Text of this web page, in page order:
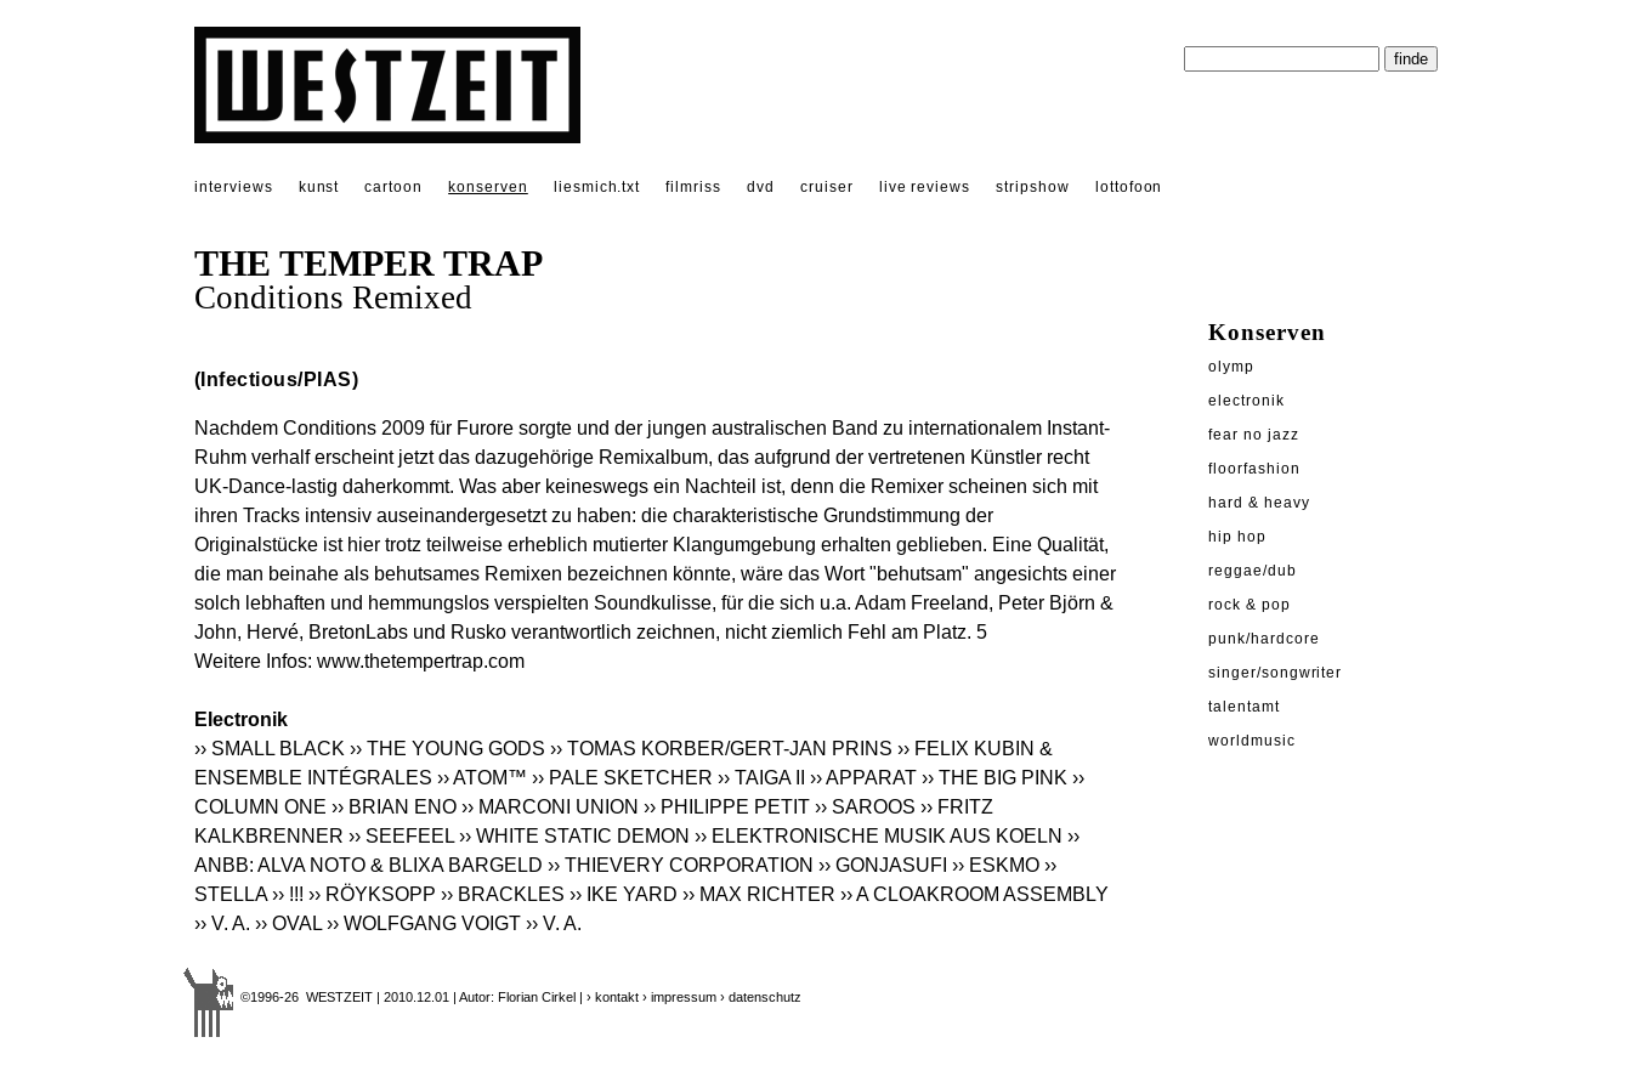
interviews kunst cartoon konserven liesmich.txt filmriss dvd cruiser live reviews stripshow lottofoon
THE TEMPER TRAP
Conditions Remixed
(Infectious/PIAS)
Nachdem Conditions 2009 für Furore sorgte und der jungen australischen Band zu internationalem Instant-
Ruhm verhalf erscheint jetzt das dazugehörige Remixalbum, das aufgrund der vertretenen Künstler recht
UK-Dance-lastig daherkommt. Was aber keineswegs ein Nachteil ist, denn die Remixer scheinen sich mit
ihren Tracks intensiv auseinandergesetzt zu haben: die charakteristische Grundstimmung der
Originalstücke ist hier trotz teilweise erheblich mutierter Klangumgebung erhalten geblieben. Eine Qualität,
die man beinahe als behutsames Remixen bezeichnen könnte, wäre das Wort "behutsam" angesichts einer
solch lebhaften und hemmungslos verspielten Soundkulisse, für die sich u.a. Adam Freeland, Peter Björn &
John, Hervé, BretonLabs und Rusko verantwortlich zeichnen, nicht ziemlich Fehl am Platz. 5
Weitere Infos: www.thetempertrap.com
Electronik
›› SMALL BLACK ›› THE YOUNG GODS ›› TOMAS KORBER/GERT-JAN PRINS ›› FELIX KUBIN &
ENSEMBLE INTÉGRALES ›› ATOM™ ›› PALE SKETCHER ›› TAIGA II ›› APPARAT ›› THE BIG PINK ››
COLUMN ONE ›› BRIAN ENO ›› MARCONI UNION ›› PHILIPPE PETIT ›› SAROOS ›› FRITZ
KALKBRENNER ›› SEEFEEL ›› WHITE STATIC DEMON ›› ELEKTRONISCHE MUSIK AUS KOELN ››
ANBB: ALVA NOTO & BLIXA BARGELD ›› THIEVERY CORPORATION ›› GONJASUFI ›› ESKMO ››
STELLA ›› !!! ›› RÖYKSOPP ›› BRACKLES ›› IKE YARD ›› MAX RICHTER ›› A CLOAKROOM ASSEMBLY
›› V. A. ›› OVAL ›› WOLFGANG VOIGT ›› V. A.
©1996-26 WESTZEIT | 2010.12.01 | Autor: Florian Cirkel | › kontakt › impressum › datenschutz
Konserven
olymp
electronik
fear no jazz
floorfashion
hard & heavy
hip hop
reggae/dub
rock & pop
punk/hardcore
singer/songwriter
talentamt
worldmusic